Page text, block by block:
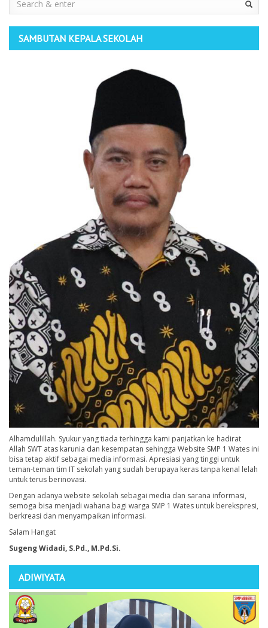
SAMBUTAN KEPALA SEKOLAH
Alhamdulillah. Syukur yang tiada terhingga kami panjatkan ke hadirat
Allah SWT atas karunia dan kesempatan sehingga Website SMP 1 Wates ini
bisa tetap aktif sebagai media informasi. Apresiasi yang tinggi untuk
teman-teman tim IT sekolah yang sudah berupaya keras tanpa kenal lelah
untuk terus berinovasi.
Dengan adanya website sekolah sebagai media dan sarana informasi,
semoga bisa menjadi wahana bagi warga SMP 1 Wates untuk berekspresi,
berkreasi dan menyampaikan informasi.
Salam Hangat
Sugeng Widadi, S.Pd., M.Pd.Si.
ADIWIYATA